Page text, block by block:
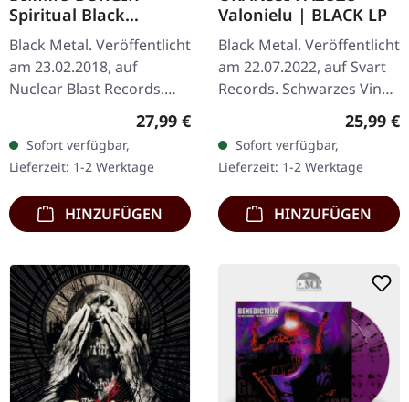
Spiritual Black
Dimensions | BLACK
LP
Black Metal. Veröffentlicht
am 23.02.2018, auf
Nuclear Blast Records.
Schwarzes Vinyl im
Gatefold-Cover. Dimmu
Borgir entfesselten mit
„Spiritual…
Regulärer Preis:
27,99 €
Sofort verfügbar,
Lieferzeit: 1-2 Werktage
HINZUFÜGEN
Valonielu | BLACK LP
Black Metal. Veröffentlicht
am 22.07.2022, auf Svart
Records. Schwarzes Vinyl
Oranssi Pazuzu liefern
mit "Valonielu" eine
weitere…
25,99 €
Sofort verfügbar,
Lieferzeit: 1-2 Werktage
HINZUFÜGEN